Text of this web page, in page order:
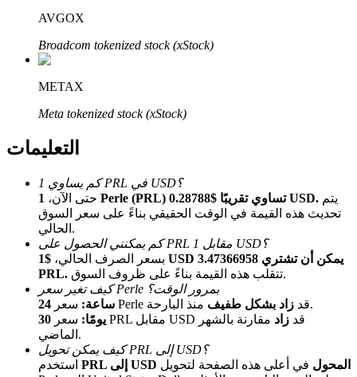
شركاء بيترو
تصل العمولات إلى 65٪!
الإحالة
AVGOX
Broadcom tokenized stock (xStock)
METAX
Meta tokenized stock (xStock)
التعليمات
كم يساوي 1 PRL في USD؟
حتى الآن،
1 Perle (PRL) تساوي تقريبًا $0.28788 USD.
تحديث هذه القيمة في الوقت الحقيقي بناءً على سعر السوق
الحالي.
كم يمكنني الحصول على PRL مقابل 1 USD؟
بسعر الصرف الحالي،
$1 USD يمكن أن تشتري 3.47366958
PRL.
تتقلب هذه القيمة بناءً على ظروف السوق.
كيف تغير سعر Perle بمرور الوقت؟
24 ساعة:
سعر Perle قد زاد بشكل طفيف
منذ البارحة.
30 يومًا:
سعر PRL مقابل USD قد زاد مقارنة بالشهر
الماضي.
كيف يمكن تحويل PRL إلى USD؟
PRL إلى USD المحول في أعلى هذه الصفحة لتحويل